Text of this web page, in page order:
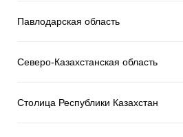
Павлодарская область
Северо-Казахстанская область
Столица Республики Казахстан